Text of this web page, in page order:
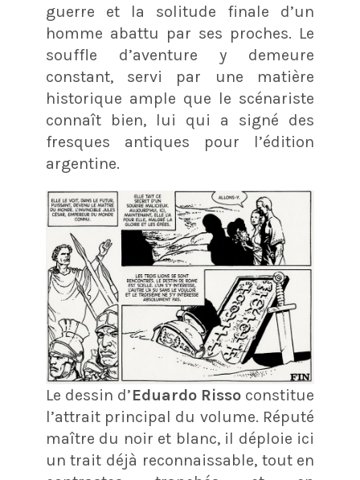
guerre et la solitude finale d’un
homme abattu par ses proches. Le
souffle d’aventure y demeure
constant, servi par une matière
historique ample que le scénariste
connaît bien, lui qui a signé des
fresques antiques pour l’édition
argentine.
Le dessin d’Eduardo Rissoconstitue
l’attrait principal du volume. Réputé
maître du noir et blanc, il déploie ici
un trait déjà reconnaissable, tout en